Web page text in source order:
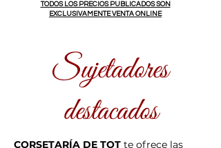
TODOS LOS PRECIOS PUBLICADOS SON
EXCLUSIVAMENTE VENTA ONLINE
Sujetadores
destacados
CORSETARÍA DE TOT te ofrece las